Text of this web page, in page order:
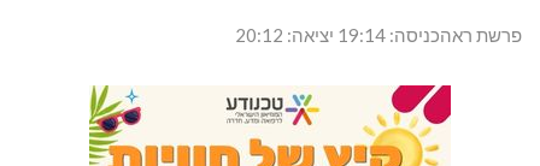
פרשת ראהכניסה: 19:14 יציאה: 20:12